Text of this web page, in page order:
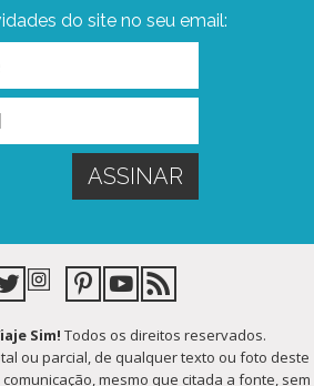
do site no seu email:
Sim! Todos os direitos reservados.
ou parcial, de qualquer texto ou foto deste
mesmo que citada a fonte, sem